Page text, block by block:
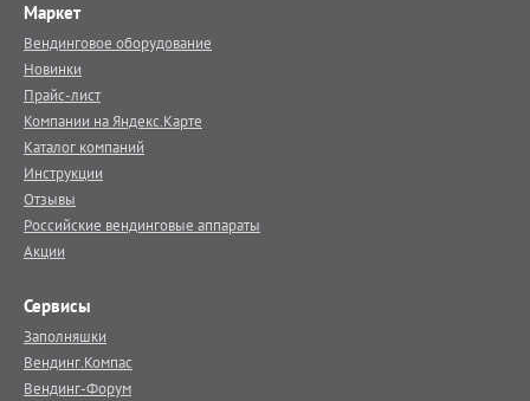
Маркет
Вендинговое оборудование
Новинки
Прайс-лист
Компании на Яндекс.Карте
Каталог компаний
Инструкции
Отзывы
Российские вендинговые аппараты
Акции
Сервисы
Заполняшки
Вендинг.Компас
Вендинг-Форум